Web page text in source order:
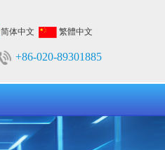
简体中文 繁體中文
+86-020-89301885